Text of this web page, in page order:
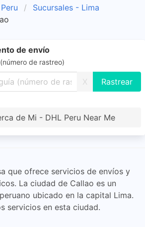
Sucursales - Lima
de envío
de rastreo)
X
de Mi - DHL Peru Near Me
que ofrece servicios de envíos y
La ciudad de Callao es un
ubicado en la capital Lima.
servicios en esta ciudad.